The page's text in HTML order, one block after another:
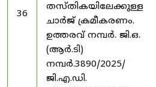
36
തസ്തികയിലേക്കുള്ള
ചാർജ് ക്രമീകരണം.
ഉത്തരവ് നമ്പർ. ജി.ഒ.
(ആർ.ടി)
നമ്പർ.3890/2025/
ജി.എ.ഡി.